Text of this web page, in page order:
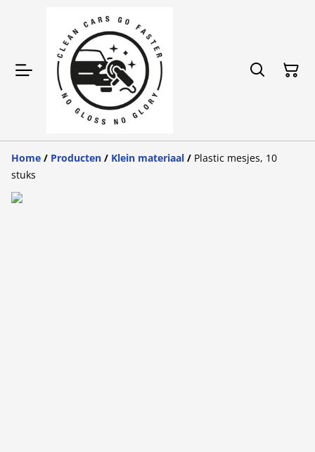
Home / Producten / Klein materiaal / Plastic mesjes, 10
stuks